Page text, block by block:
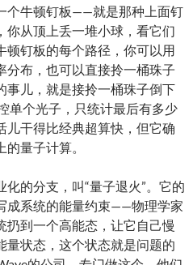
个牛顿钉板——就是那种上面钉
你从顶上丢一堆小球，看它们
顿钉板的每个路径，你可以用
分布，也可以直接拎一桶珠子
事儿，就是接拎一桶珠子倒下
单个光子，只统计最后有多少
儿干得比经典超算快，但它确
量子计算。
的分支，叫“量子退火”。它的
成系统的能量约束——物理学家
扔到一个高能态，让它自己慢
量状态，这个状态就是问题的